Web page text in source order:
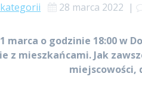
28 marca 2022 |
marca o godzinie 18:00 w
z mieszkańcami. Jak
miejscowości,